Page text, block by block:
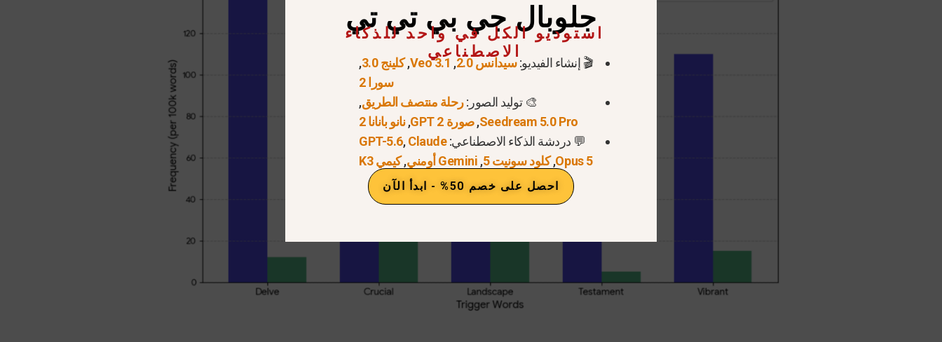
جلوبال جي بي تي تي
استوديو الكل في واحد للذكاء
الاصطناعي
🎬 إنشاء الفيديو:سيدانس 2.0 ,
Veo 3.1
,كلينج 3.0
,
سورا 2
🎨 توليد الصور:رحلة منتصف الطريق,
Seedream 5.0 Pro
,صورة GPT 2 ,نانو بانانا 2
💬 دردشة الذكاء الاصطناعي:
GPT-5.6,Claude
Opus 5
,كلود سونيت 5 , Gemini أومني ,كيمي K3
احصل على خصم 50% - ابدأ الآن